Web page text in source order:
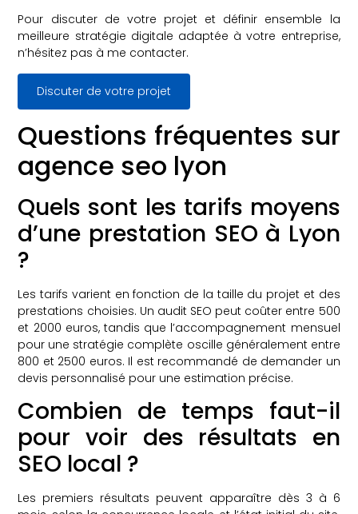
Pour discuter de votre projet et définir ensemble la
meilleure stratégie digitale adaptée à votre entreprise,
n’hésitez pas à me contacter.
Discuter de votre projet
Questions fréquentes sur
agence seo lyon
Quels sont les tarifs moyens
d’une prestation SEO à Lyon
?
Les tarifs varient en fonction de la taille du projet et des
prestations choisies. Un audit SEO peut coûter entre 500
et 2000 euros, tandis que l’accompagnement mensuel
pour une stratégie complète oscille généralement entre
800 et 2500 euros. Il est recommandé de demander un
devis personnalisé pour une estimation précise.
Combien de temps faut-il
pour voir des résultats en
SEO local ?
Les premiers résultats peuvent apparaître dès 3 à 6